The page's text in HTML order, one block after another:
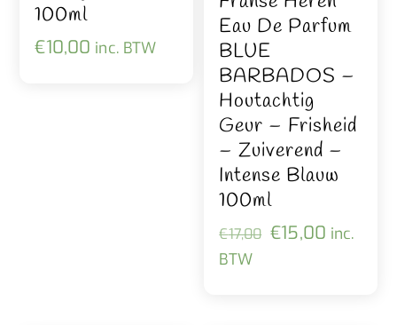
100ml
€10,00 inc. BTW
Eau De Parfum
BLUE
BARBADOS –
Houtachtig
Geur – Frisheid
– Zuiverend –
Intense Blauw
100ml
€17,00 €15,00Huidige
inc.
BTW